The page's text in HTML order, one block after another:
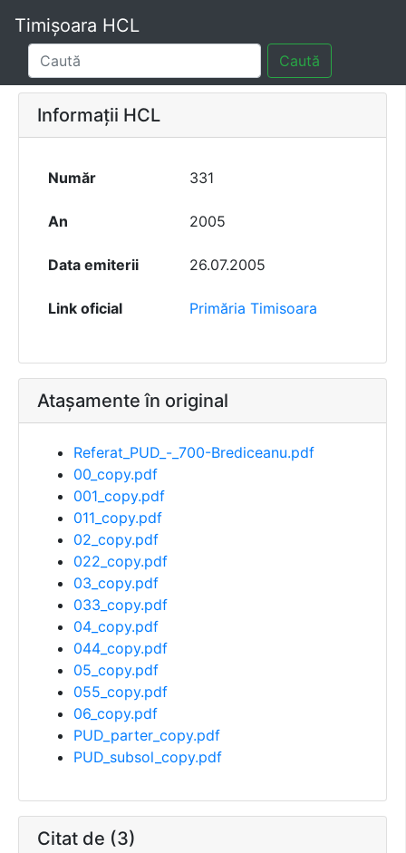
Timișoara HCL
Caută
Informații HCL
Număr 331
An 2005
Data emiterii 26.07.2005
Link oficial Primăria Timisoara
Atașamente în original
Referat_PUD_-_700-Brediceanu.pdf
00_copy.pdf
001_copy.pdf
011_copy.pdf
02_copy.pdf
022_copy.pdf
03_copy.pdf
033_copy.pdf
04_copy.pdf
044_copy.pdf
05_copy.pdf
055_copy.pdf
06_copy.pdf
PUD_parter_copy.pdf
PUD_subsol_copy.pdf
Citat de (3)